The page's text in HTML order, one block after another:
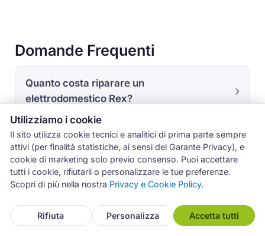
Domande Frequenti
Quanto costa riparare un
elettrodomestico Rex?
Riparate Rex anche se è in garanzia?
In quanto tempo intervenite?
La mia lavastoviglie Rex non scarica
Utilizziamo i cookie
Il sito utilizza cookie tecnici e analitici di prima parte sempre
attivi (per finalità statistiche, ai sensi del Garante Privacy), e
cookie di marketing solo previo consenso. Puoi accettare
tutti i cookie, rifiutarli o personalizzare le tue preferenze.
Scopri di più nella nostra Privacy e Cookie Policy.
Rifiuta Personalizza Accetta tutti